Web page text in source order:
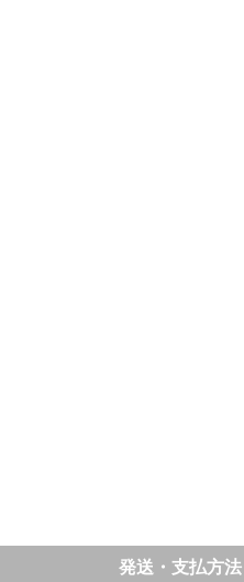
発送・支払方法